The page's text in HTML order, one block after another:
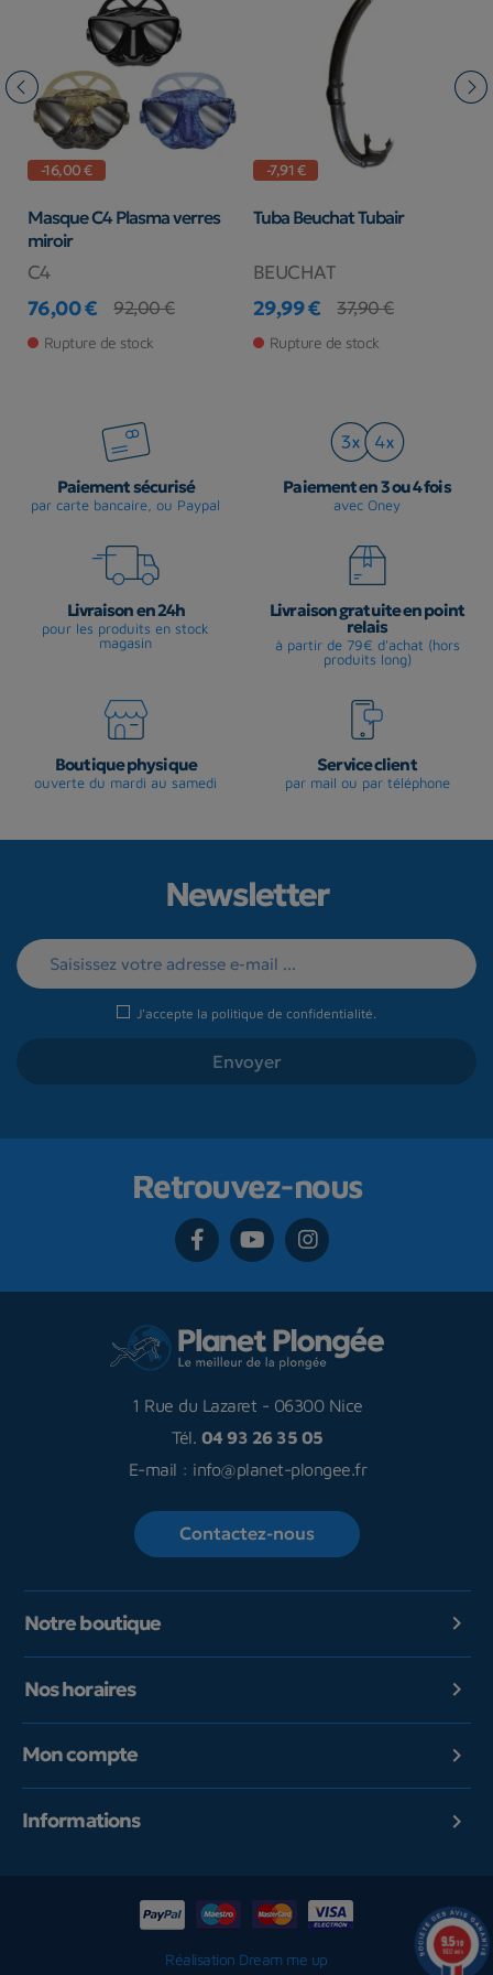
-16,00 €
Masque C4 Plasma verres
miroir
C4
Prix
76,00 €
Prix de base
92,00 €
Rupture de stock
-7,91 €
Tuba Beuchat Tubair
BEUCHAT
Prix
29,99 €
Prix de base
37,90 €
Rupture de stock
Paiement sécurisé
par carte bancaire, ou Paypal
Paiement en 3 ou 4 fois
avec Oney
Livraison en 24h
pour les produits en stock
magasin
Livraison gratuite en point
relais
à partir de 79€ d'achat (hors
produits long)
Boutique physique
ouverte du mardi au samedi
Service client
par mail ou par téléphone
Newsletter
J'accepte la politique de confidentialité
Retrouvez-nous
1 Rue du Lazaret - 06300 Nice
Tél. 04 93 26 35 05
E-mail : info@planet-plongee.fr
Contactez-nous
Notre boutique 
Nos horaires 
Mon compte 
Informations 
Réalisation Dream me up
9.5/10
1602 avis